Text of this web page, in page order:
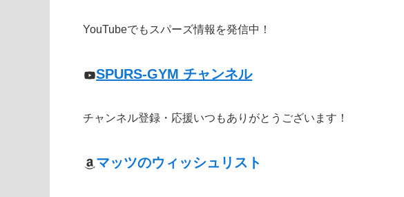
YouTubeでもスパーズ情報を発信中！
SPURS-GYM チャンネル
チャンネル登録・応援いつもありがとうございます！
マッツのウィッシュリスト